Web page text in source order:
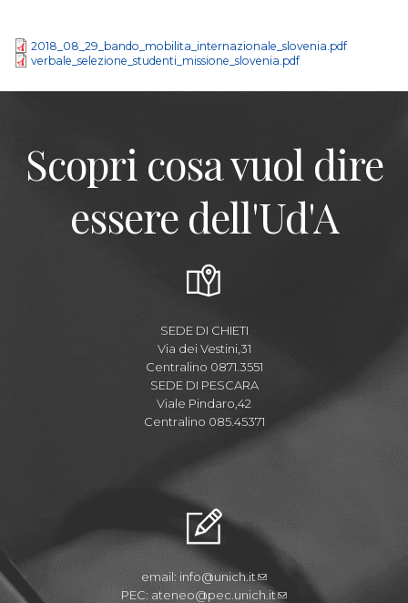
2018_08_29_bando_mobilita_internazionale_slovenia.pdf
verbale_selezione_studenti_missione_slovenia.pdf
Scopri cosa vuol dire
essere dell'Ud'A
SEDE DI CHIETI
Via dei Vestini,31
Centralino 0871.3551
SEDE DI PESCARA
Viale Pindaro,42
Centralino 085.45371
email: info@unich.it
PEC: ateneo@pec.unich.it